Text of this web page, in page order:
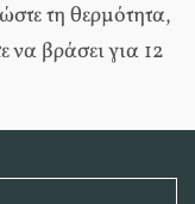
τη θερμότητα,
βράσει για 12